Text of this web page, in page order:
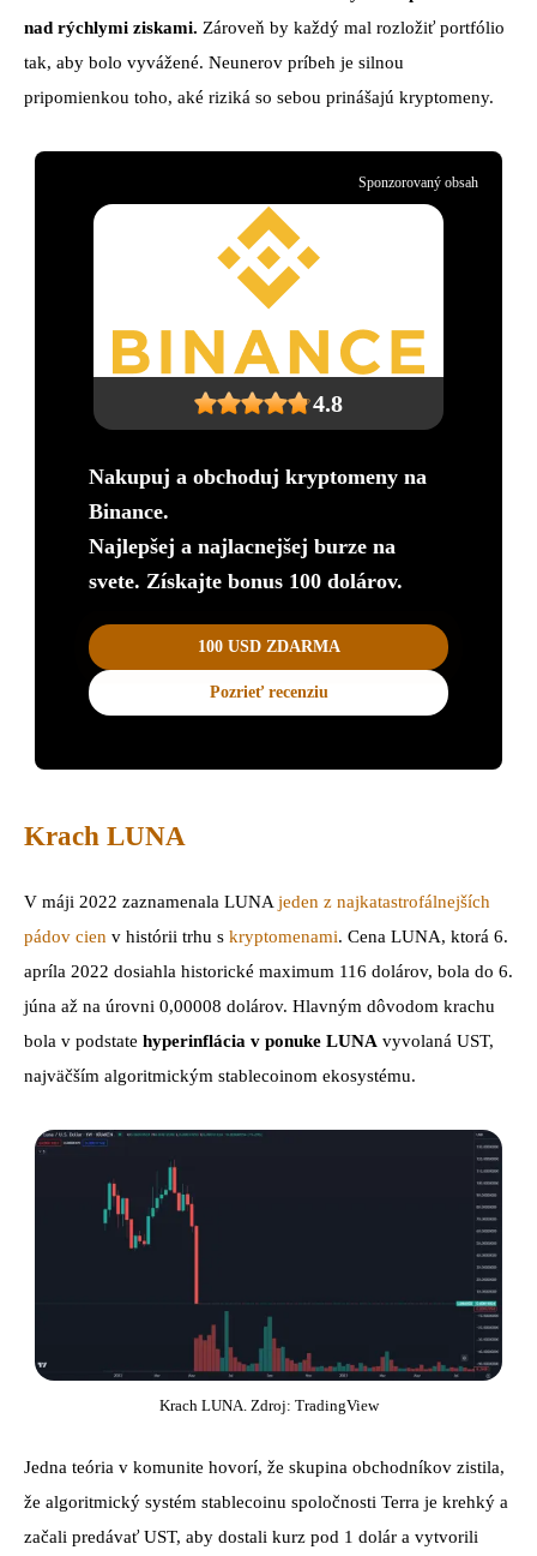
nad rýchlymi ziskami. Zároveň by každý mal rozložiť portfólio
tak, aby bolo vyvážené. Neunerov príbeh je silnou
pripomienkou toho, aké riziká so sebou prinášajú kryptomeny.
4.8
Nakupuj a obchoduj kryptomeny na
Binance.
Najlepšej a najlacnejšej burze na
svete. Získajte bonus 100 dolárov.
100 USD ZDARMA
Pozrieť recenziu
Sponzorovaný obsah
Krach LUNA
V máji 2022 zaznamenala LUNAjeden z najkatastrofálnejších
pádov cien v histórii trhu s kryptomenami. Cena LUNA, ktorá 6.
apríla 2022 dosiahla historické maximum 116 dolárov, bola do 6.
júna až na úrovni 0,00008 dolárov. Hlavným dôvodom krachu
bola v podstate hyperinflácia v ponuke LUNA vyvolaná UST,
najväčším algoritmickým stablecoinom ekosystému.
Krach LUNA. Zdroj: TradingView
Jedna teória v komunite hovorí, že skupina obchodníkov zistila,
že algoritmický systém stablecoinu spoločnosti Terra je krehký a
začali predávať UST, aby dostali kurz pod 1 dolár a vytvorili